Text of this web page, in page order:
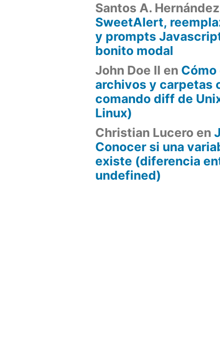
Santos A.
SweetAlert,
y prompts
bonito modal
John Doe II en
archivos y carpetas
comando diff de
Linux)
Christian Lucero en
Conocer si una
existe (diferencia
undefined)